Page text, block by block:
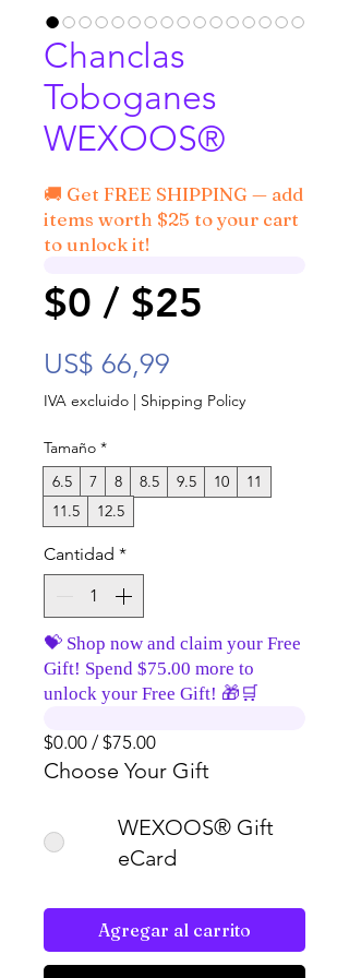
Chanclas
Toboganes
WEXOOS®
🚚 Get FREE SHIPPING — add
items worth $25 to your cart
to unlock it!
$0 / $25
US$ 66,99
IVA excluido | Shipping Policy
Tamaño *
6.5
7 8 8.5 9.5 10
11
11.5
12.5
Cantidad *
💝 Shop now and claim your Free
Gift! Spend $75.00 more to
unlock your Free Gift! 🎁🛒
$0.00 / $75.00
Choose Your Gift
WEXOOS® Gift
eCard
Agregar al carrito